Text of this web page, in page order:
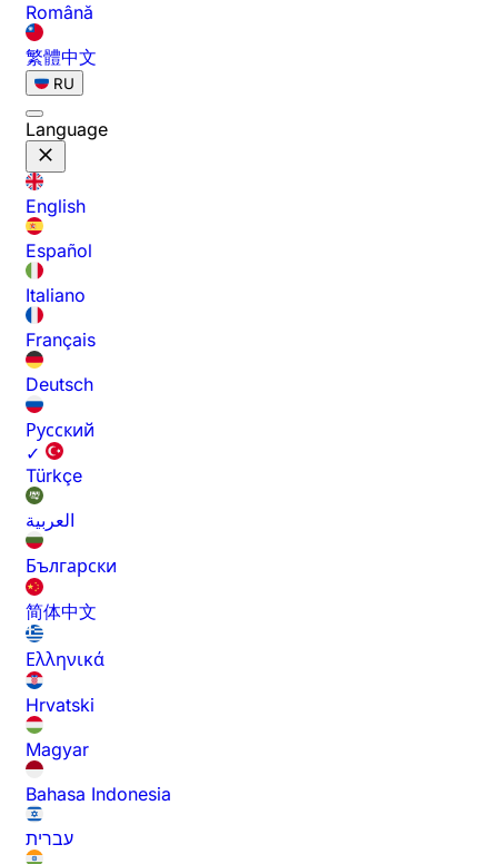
Română
繁體中文
RU
Language
English
Español
Italiano
Français
Deutsch
Русский
✓
Türkçe
العربية
Български
简体中文
Ελληνικά
Hrvatski
Magyar
Bahasa Indonesia
עברית